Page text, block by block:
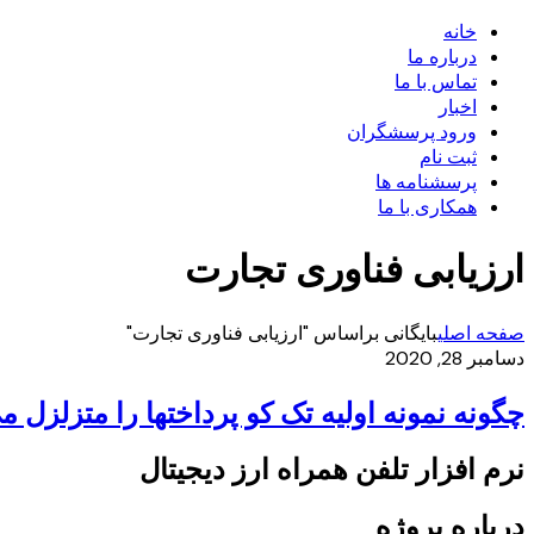
خانه
درباره ما
تماس با ما
اخبار
ورود پرسشگران
ثبت نام
پرسشنامه ها
همکاری با ما
ارزیابی فناوری تجارت
صفحه اصلیبایگانی براساس "ارزیابی فناوری تجارت"
دسامبر 28, 2020
چگونه نمونه اولیه تک کو پرداختها را متزلزل
نرم افزار تلفن همراه ارز دیجیتال
درباره پروژه